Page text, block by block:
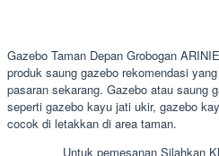
Gazebo Taman Depan Grobogan
produk saung gazebo rekomendasi
pasaran sekarang. Gazebo atau saung
seperti gazebo kayu jati ukir, gazebo
cocok di letakkan di area taman.
Untuk pemesanan Silahkan